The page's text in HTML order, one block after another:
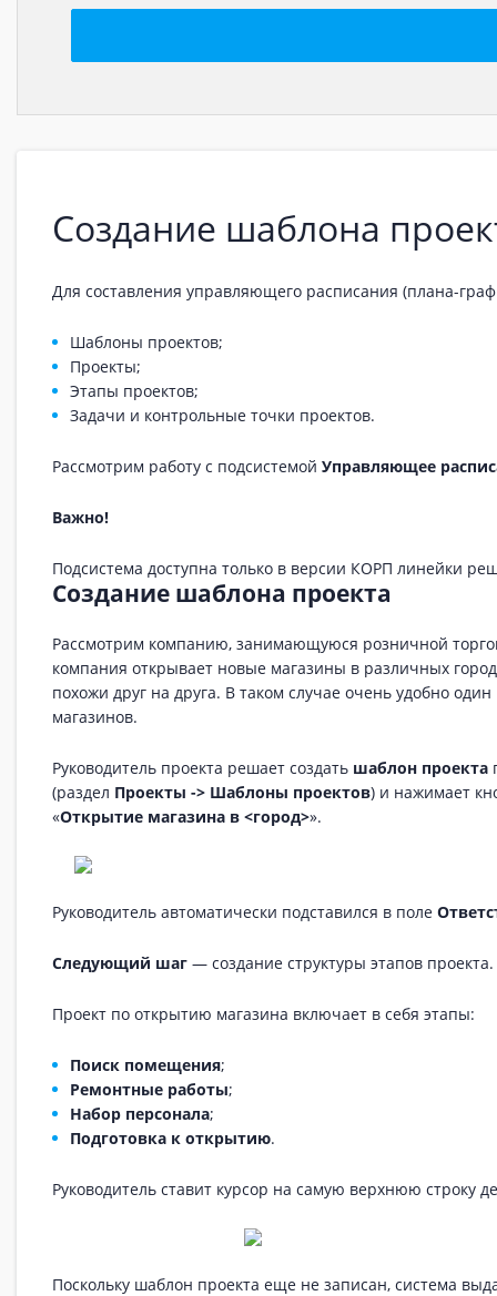
Создание шаблона
Для составления управляющего расписания (плана-
Шаблоны проектов;
Проекты;
Этапы проектов;
Задачи и контрольные точки проектов.
Рассмотрим работу с подсистемой Управляющее
Важно!
Подсистема доступна только в версии КОРП линейки
Создание шаблона проекта
Рассмотрим компанию, занимающуюся розничной
компания открывает новые магазины в различных
похожи друг на друга. В таком случае очень удобно
магазинов.
Руководитель проекта решает создать шаблон проекта
(раздел Проекты -> Шаблоны проектов) и нажимает
«Открытие магазина в <город>».
Руководитель автоматически подставился в поле
Следующий шаг — создание структуры этапов проекта.
Проект по открытию магазина включает в себя этапы:
Поиск помещения;
Ремонтные работы;
Набор персонала;
Подготовка к открытию.
Руководитель ставит курсор на самую верхнюю строку
Поскольку шаблон проекта еще не записан, система